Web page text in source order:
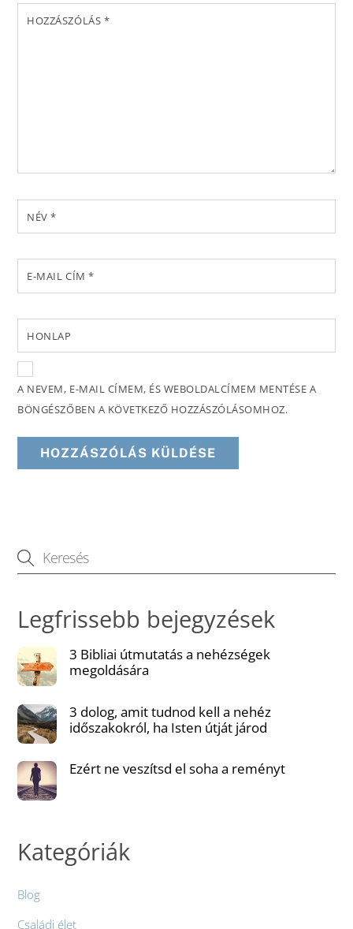
HOZZÁSZÓLÁS *
NÉV*
E-MAIL CÍM*
HONLAP
A NEVEM, E-MAIL CÍMEM, ÉS WEBOLDALCÍMEM MENTÉSE A
BÖNGÉSZŐBEN A KÖVETKEZŐ HOZZÁSZÓLÁSOMHOZ.
Legfrissebb bejegyzések
3 Bibliai útmutatás a nehézségek
megoldására
3 dolog, amit tudnod kell a nehéz
időszakokról, ha Isten útját járod
Ezért ne veszítsd el soha a reményt
Kategóriák
Blog
Családi élet